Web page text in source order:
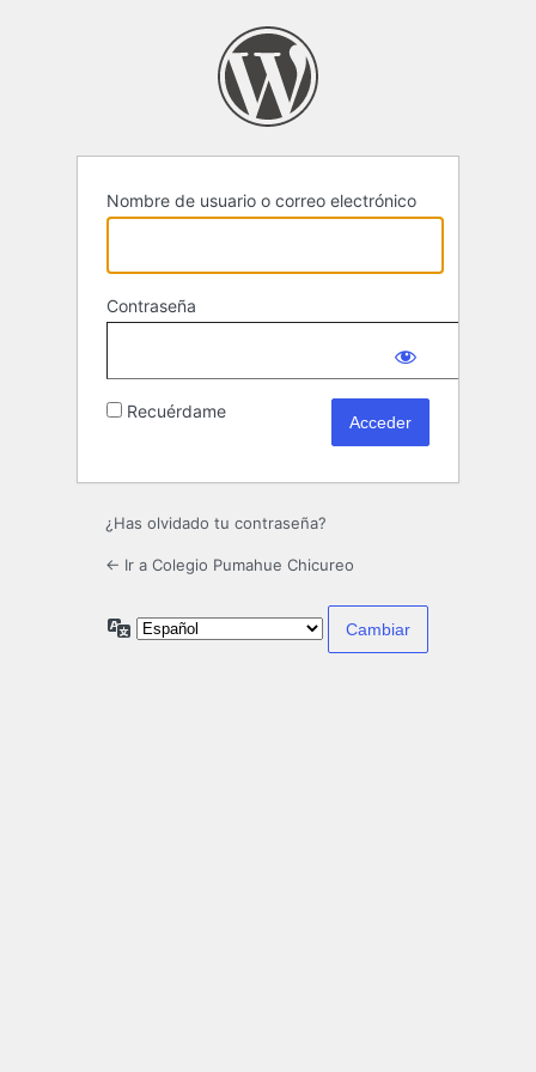
Nombre de usuario o correo electrónico
Contraseña
Recuérdame
¿Has olvidado tu contraseña?
← Ir a Colegio Pumahue Chicureo
Idioma